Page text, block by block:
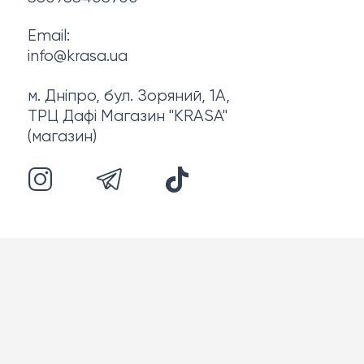
Email:
info@krasa.ua
м. Дніпро, бул. Зоряний, 1А,
ТРЦ Дафі Магазин "KRASA"
(магазин)